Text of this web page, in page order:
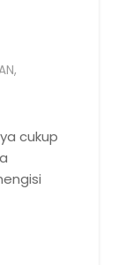
,
cukup